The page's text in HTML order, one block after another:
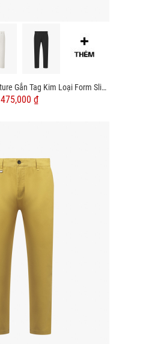
Quần Kaki Trơn Signature Gắn Tag Kim Loại Form Slimfit QK028
475,000 ₫